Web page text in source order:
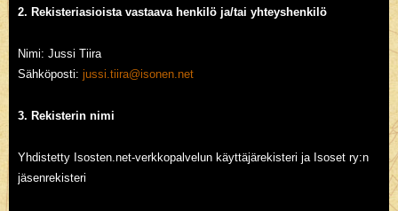
2. Rekisteriasioista vastaava henkilö ja/tai yhteyshenkilö
Nimi: Jussi Tiira
Sähköposti: jussi.tiira@isonen.net
3. Rekisterin nimi
Yhdistetty Isosten.net-verkkopalvelun käyttäjärekisteri ja Isoset ry:n
jäsenrekisteri